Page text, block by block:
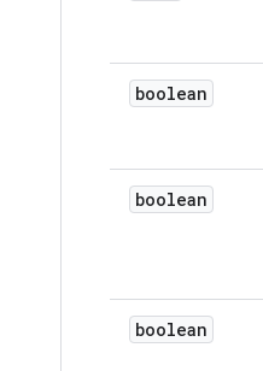
boolean
boolean
boolean